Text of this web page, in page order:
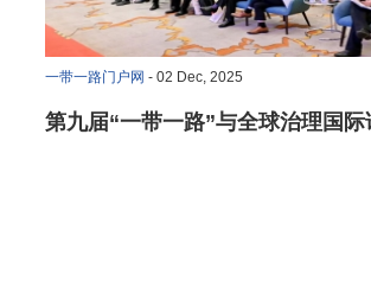
一带一路门户网 - 02 Dec, 2025
第九届“一带一路”与全球治理国际